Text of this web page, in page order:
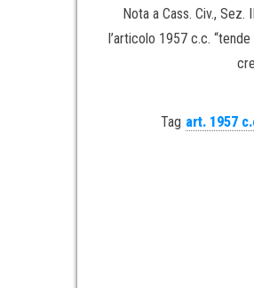
Nota a Cass. Civ.,
l’articolo 1957 c.c.
Tag art. 1957